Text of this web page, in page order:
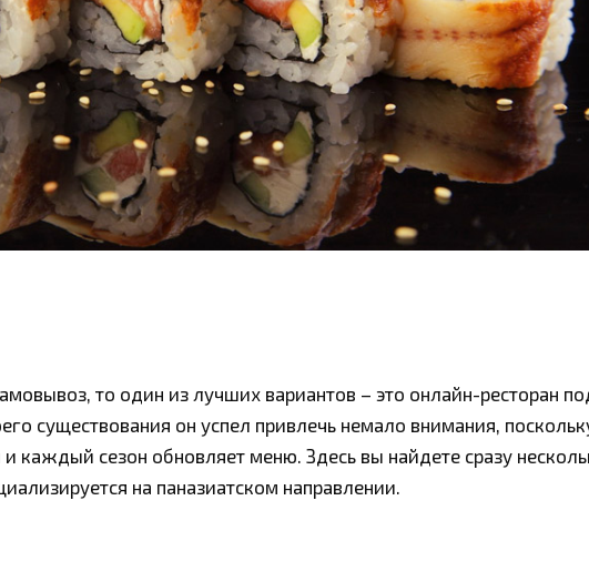
то один из лучших вариантов – это онлайн-ресторан
существования он успел привлечь немало внимания,
каждый сезон обновляет меню. Здесь вы найдете сразу
на паназиатском направлении.